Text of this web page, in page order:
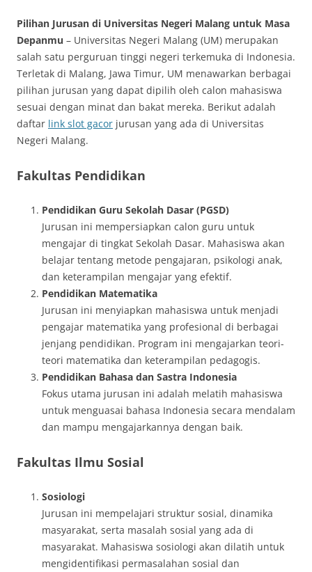
Pilihan Jurusan di Universitas Negeri Malang untuk Masa
Depanmu – Universitas Negeri Malang (UM) merupakan
salah satu perguruan tinggi negeri terkemuka di Indonesia.
Terletak di Malang, Jawa Timur, UM menawarkan berbagai
pilihan jurusan yang dapat dipilih oleh calon mahasiswa
sesuai dengan minat dan bakat mereka. Berikut adalah
daftar link slot gacor jurusan yang ada di Universitas
Negeri Malang.
Fakultas Pendidikan
Pendidikan Guru Sekolah Dasar (PGSD)
Jurusan ini mempersiapkan calon guru untuk
mengajar di tingkat Sekolah Dasar. Mahasiswa akan
belajar tentang metode pengajaran, psikologi anak,
dan keterampilan mengajar yang efektif.
Pendidikan Matematika
Jurusan ini menyiapkan mahasiswa untuk menjadi
pengajar matematika yang profesional di berbagai
jenjang pendidikan. Program ini mengajarkan teori-
teori matematika dan keterampilan pedagogis.
Pendidikan Bahasa dan Sastra Indonesia
Fokus utama jurusan ini adalah melatih mahasiswa
untuk menguasai bahasa Indonesia secara mendalam
dan mampu mengajarkannya dengan baik.
Fakultas Ilmu Sosial
Sosiologi
Jurusan ini mempelajari struktur sosial, dinamika
masyarakat, serta masalah sosial yang ada di
masyarakat. Mahasiswa sosiologi akan dilatih untuk
mengidentifikasi permasalahan sosial dan